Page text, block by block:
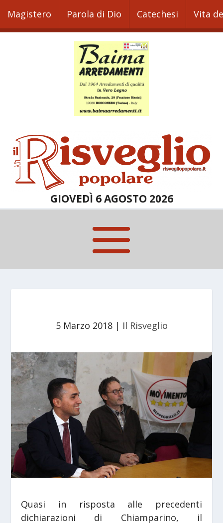
Magistero Parola di Dio Catechesi Vita
GIOVEDÌ 6 AGOSTO 2026
5 Marzo 2018| Il Risveglio
Quasi in risposta alle precedenti
dichiarazioni di Chiamparino, il